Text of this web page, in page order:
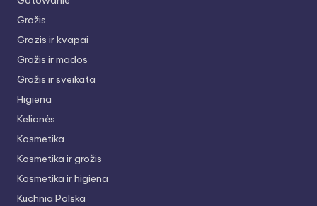
Grožis
Grozis ir kvapai
Grožis ir mados
Grožis ir sveikata
Higiena
Kelionės
Kosmetika
Kosmetika ir grožis
Kosmetika ir higiena
Kuchnia Polska